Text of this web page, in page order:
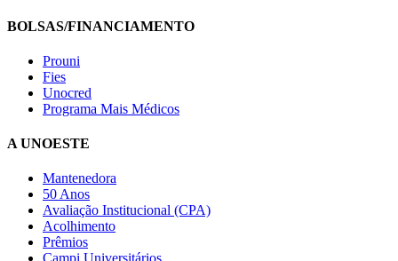
BOLSAS/FINANCIAMENTO
Prouni
Fies
Unocred
Programa Mais Médicos
A UNOESTE
Mantenedora
50 Anos
Avaliação Institucional (CPA)
Acolhimento
Prêmios